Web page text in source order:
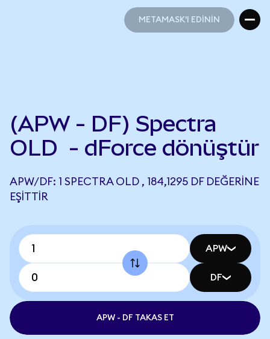
METAMASK'I EDİNİN
(APW - DF) Spectra
OLD - dForce dönüştür
APW/DF: 1 SPECTRA OLD , 184,1295 DF DEĞERINE
EŞITTIR
APW
DF
APW - DF TAKAS ET